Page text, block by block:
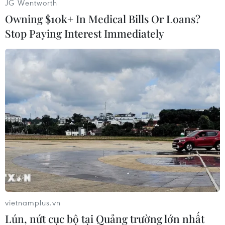
là ưu tiên hàng đầu trong chính sách đối ngoại
của Washington./.
JG Wentworth
Owning $10k+ In Medical Bills Or Loans?
Stop Paying Interest Immediately
vietnamplus.vn
Lún, nứt cục bộ tại Quảng trường lớn nhất